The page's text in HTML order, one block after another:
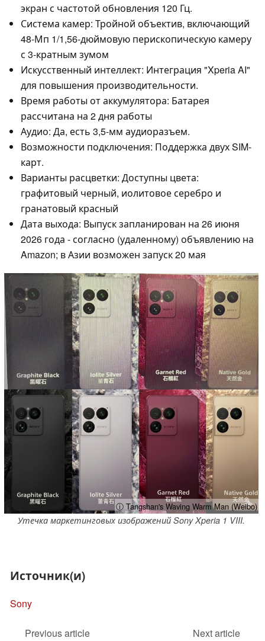
экран с частотой обновления 120 Гц.
Система камер: Тройной объектив, включающий
48-Мп 1/1,56-дюймовую перископическую камеру
с 3-кратным зумом
Искусственный интеллект: Интеграция "Xperia AI"
для повышения производительности.
Время работы от аккумулятора: Батарея
рассчитана на 2 дня работы
Аудио: Да, есть 3,5-мм аудиоразъем.
Возможности подключения: Поддержка двух SIM-
карт.
Варианты расцветки: Доступны цвета:
графитовый черный, иолитовое серебро и
гранатовый красный
Дата выхода: Выпуск запланирован на 26 июня
2026 года - согласно (удаленному) объявлению на
Amazon; в Азии возможен запуск 20 мая
ⓘ Tangshan's Waving Warm Man (Weibo)
Утечка маркетинговых изображений Sony Xperia 1 VIII.
Источник(и)
Sony
Previous article
Next article